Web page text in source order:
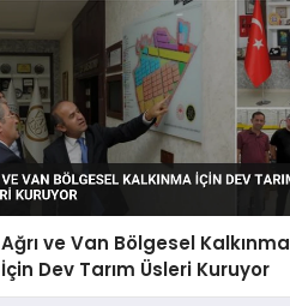
Ağrı ve Van Bölgesel Kalkınma
İçin Dev Tarım Üsleri Kuruyor